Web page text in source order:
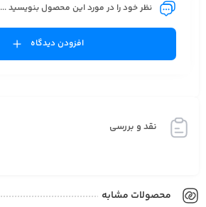
نظر خود را در مورد این محصول بنویسید ...
افزودن دیدگاه
نقد و بررسی
محصولات مشابه